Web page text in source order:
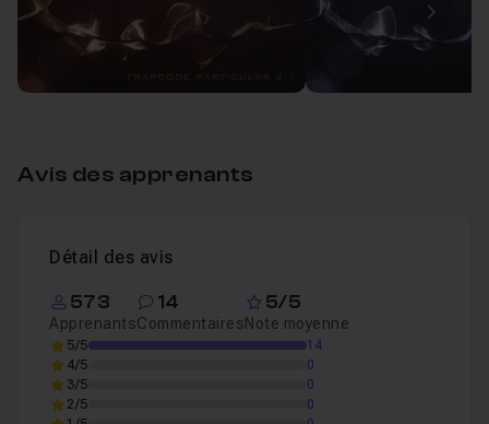
Avis des apprenants
Détail des avis
573
Apprenants
14
Commentaires
5/5
Note moyenne
5/5
14
4/5
0
3/5
0
2/5
0